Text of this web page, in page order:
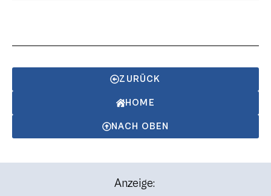
ZURÜCK
HOME
NACH OBEN
Anzeige: